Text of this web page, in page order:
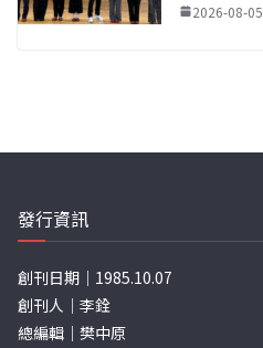
2026-08-05
發行資訊
創刊日期｜1985.10.07
創刊人｜李銓
總編輯｜樊中原